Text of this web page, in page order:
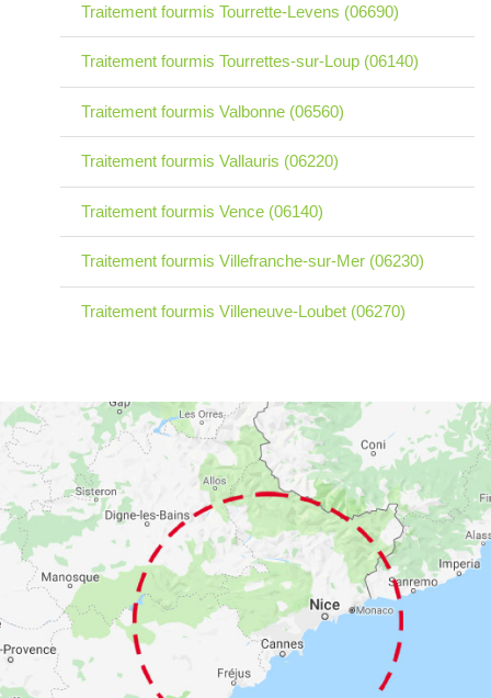
Traitement fourmis Tourrette-Levens (06690)
Traitement fourmis Tourrettes-sur-Loup (06140)
Traitement fourmis Valbonne (06560)
Traitement fourmis Vallauris (06220)
Traitement fourmis Vence (06140)
Traitement fourmis Villefranche-sur-Mer (06230)
Traitement fourmis Villeneuve-Loubet (06270)